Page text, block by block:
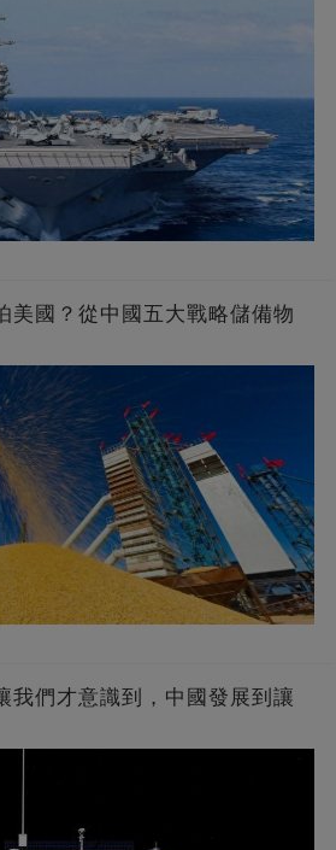
美國？從中國五大戰略儲備物
我們才意識到，中國發展到讓